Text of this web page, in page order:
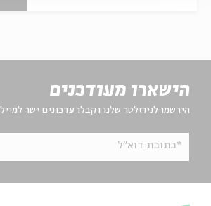
הישארו מעודכנים
הירשמו לניוזלטר שלנו וקבלו עדכונים ישר למייל
*כתובת דוא"ל